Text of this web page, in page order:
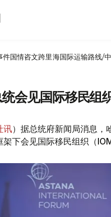
件国情咨文跨里海国际运输路线/
会见国际移民组
讯）据总统府新闻局消息，
下会见国际移民组织（